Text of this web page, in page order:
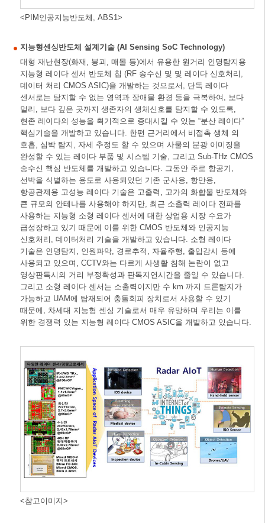
<PIM인공지능반도체, ABS1>
지능형센싱반도체 설계기술 (AI Sensing SoC Technology)
대형 재난현장(화재, 붕괴, 매몰 등)에서 유용한 원거리 인명탐지용
지능형 레이다 센서 반도체 칩 (RF 송수신 및 및 레이다 신호처리,
데이터 처리 CMOS ASIC)을 개발하는 것으로서, 단독 레이다
센서로는 탐지할 수 없는 영역과 장애물 환경 등을 극복하여, 보다
멀리, 보다 깊은 곳까지 생존자의 생체신호를 탐지할 수 있도록,
현존 레이다의 성능을 획기적으로 증대시킬 수 있는 “분산 레이다”
핵심기술을 개발하고 있습니다. 한편 근거리에서 비접촉 생체 의
호흡, 심박 탐지, 자세 추정도 할 수 있으며 사물의 분광 이미징을
완성할 수 있는 레이다 부품 및 시스템 기술, 그리고 Sub-THz CMOS
송수신 핵심 반도체를 개발하고 있습니다. 그동안 주로 항공기,
선박을 식별하는 용도로 사용되었던 기존 군사용, 항만용,
항공관제용 고성능 레이다 기술은 고출력, 고가의 화합물 반도체와
큰 규모의 안테나를 사용해야 하지만, 최근 소출력 레이다 전파를
사용하는 지능형 소형 레이다 센서에 대한 상업용 시장 수요가
급성장하고 있기 때문에 이를 위한 CMOS 반도체와 인공지능
신호처리, 데이터처리 기술을 개발하고 있습니다. 소형 레이다
기술은 인명탐지, 인원파악, 경로추적, 자율주행, 출입감시 등에
사용되고 있으며, CCTV와는 다르게 사생활 침해 논란이 없고
영상판독시의 거리 부정확성과 판독지연시간을 줄일 수 있습니다.
그리고 소형 레이다 센서는 소출력이지만 수 km 까지 드론탐지가
가능하고 UAM에 탑재되어 충돌회피 장치로서 사용할 수 있기
때문에, 차세대 지능형 센싱 기술로서 매우 유망하며 우리는 이를
위한 경쟁력 있는 지능형 레이다 CMOS ASIC을 개발하고 있습니다.
<참고이미지>